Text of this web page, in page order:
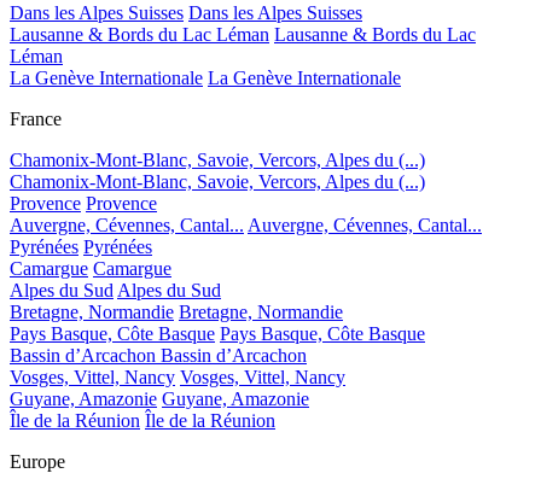
Dans les Alpes Suisses Dans les Alpes Suisses
Lausanne & Bords du Lac Léman Lausanne & Bords du Lac
Léman
La Genève Internationale La Genève Internationale
France
Chamonix-Mont-Blanc, Savoie, Vercors, Alpes du (...)
Chamonix-Mont-Blanc, Savoie, Vercors, Alpes du (...)
Provence Provence
Auvergne, Cévennes, Cantal... Auvergne, Cévennes, Cantal...
Pyrénées Pyrénées
Camargue Camargue
Alpes du Sud Alpes du Sud
Bretagne, Normandie Bretagne, Normandie
Pays Basque, Côte Basque Pays Basque, Côte Basque
Bassin d’Arcachon Bassin d’Arcachon
Vosges, Vittel, Nancy Vosges, Vittel, Nancy
Guyane, Amazonie Guyane, Amazonie
Île de la Réunion Île de la Réunion
Europe